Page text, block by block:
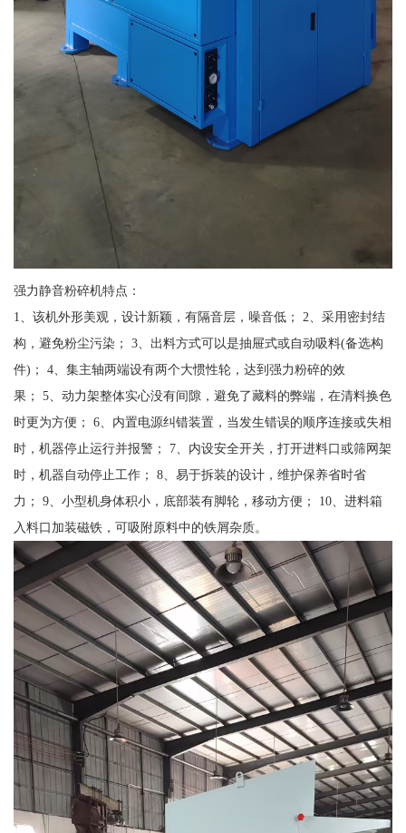
强力静音粉碎机特点：
1、该机外形美观，设计新颖，有隔音层，噪音低； 2、采用密封结
构，避免粉尘污染； 3、出料方式可以是抽屉式或自动吸料(备选构
件)； 4、集主轴两端设有两个大惯性轮，达到强力粉碎的效
果； 5、动力架整体实心没有间隙，避免了藏料的弊端，在清料换色
时更为方便； 6、内置电源纠错装置，当发生错误的顺序连接或失相
时，机器停止运行并报警； 7、内设安全开关，打开进料口或筛网架
时，机器自动停止工作； 8、易于拆装的设计，维护保养省时省
力； 9、小型机身体积小，底部装有脚轮，移动方便； 10、进料箱
入料口加装磁铁，可吸附原料中的铁屑杂质。